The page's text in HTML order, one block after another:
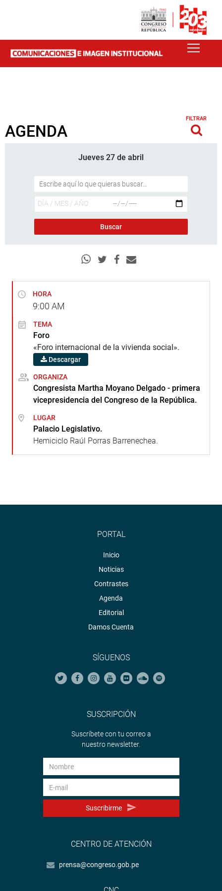
AGENDA
FILTRAR
Jueves 27 de abril
HORA
9:00 AM
TEMA
Foro
«Foro internacional de la vivienda social».
Descargar
ORGANIZA
Congresista Martha Moyano Delgado - primera
vicepresidencia del Congreso de la República.
LUGAR
Palacio Legislativo.
Hemiciclo Raúl Porras Barrenechea.
PORTAL
Inicio
Noticias
Contrastes
Agenda
Editorial
Damos Cuenta
SÍGUENOS
SUSCRIPCIÓN
Suscríbete con tu correo a
nuestro newsletter.
Suscribirme
CENTRO DE ATENCIÓN
prensa@congreso.gob.pe